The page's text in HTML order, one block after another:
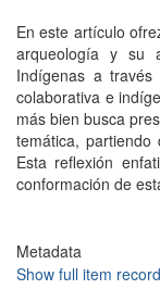
En este artículo
arqueología y su
Indígenas a
colaborativa e
más bien busca
temática,
Esta reflexión
conformación de
Metadata
Show full item record